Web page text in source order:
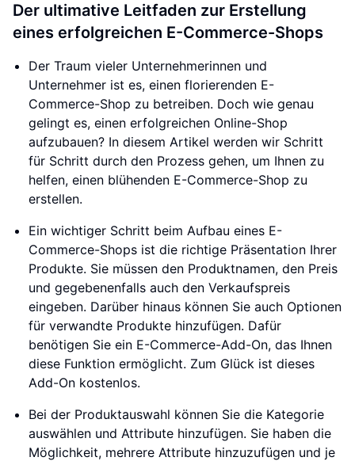
Der ultimative Leitfaden zur Erstellung
eines erfolgreichen E-Commerce-Shops
Der Traum vieler Unternehmerinnen und
Unternehmer ist es, einen florierenden E-
Commerce-Shop zu betreiben. Doch wie genau
gelingt es, einen erfolgreichen Online-Shop
aufzubauen? In diesem Artikel werden wir Schritt
für Schritt durch den Prozess gehen, um Ihnen zu
helfen, einen blühenden E-Commerce-Shop zu
erstellen.
Ein wichtiger Schritt beim Aufbau eines E-
Commerce-Shops ist die richtige Präsentation Ihrer
Produkte. Sie müssen den Produktnamen, den Preis
und gegebenenfalls auch den Verkaufspreis
eingeben. Darüber hinaus können Sie auch Optionen
für verwandte Produkte hinzufügen. Dafür
benötigen Sie ein E-Commerce-Add-On, das Ihnen
diese Funktion ermöglicht. Zum Glück ist dieses
Add-On kostenlos.
Bei der Produktauswahl können Sie die Kategorie
auswählen und Attribute hinzufügen. Sie haben die
Möglichkeit, mehrere Attribute hinzuzufügen und je